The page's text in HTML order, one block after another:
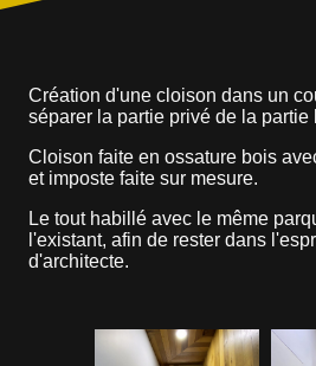
Création d'une cloison dans un
séparer la partie privé de la
Cloison faite en ossature bois
et imposte faite sur mesure.
Le tout habillé avec le même
l'existant, afin de rester dans
d'architecte.